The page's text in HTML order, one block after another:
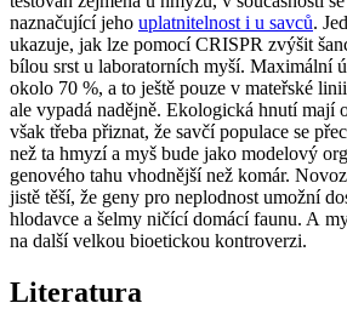
naznačující jeho uplatnitelnost i u savců.
ukazuje, jak lze pomocí CRISPR zvýšit
bílou srst u laboratorních myší. Maximální
okolo 70 %, a to ještě pouze v mateřské
ale vypadá nadějně. Ekologická hnutí mají
však třeba přiznat, že savčí populace se
než ta hmyzí a myš bude jako modelový
genového tahu vhodnější než komár.
jistě těší, že geny pro neplodnost umožní
hlodavce a šelmy ničící domácí faunu. A
na další velkou bioetickou kontroverzi.
Literatura